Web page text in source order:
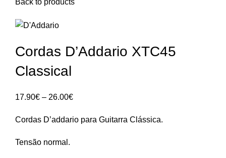
Back to products
Cordas D’Addario XTC45
Classical
17.90€ – 26.00€Price
17.90€
Cordas D’addario para Guitarra Clássica.
Tensão normal.